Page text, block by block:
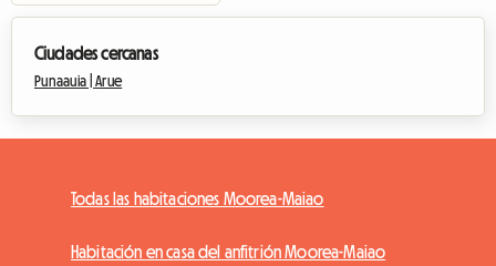
Ciudades cercanas
Punaauia |Arue
Todas las habitaciones Moorea-Maiao
Habitación en casa del anfitrión Moorea-Maiao